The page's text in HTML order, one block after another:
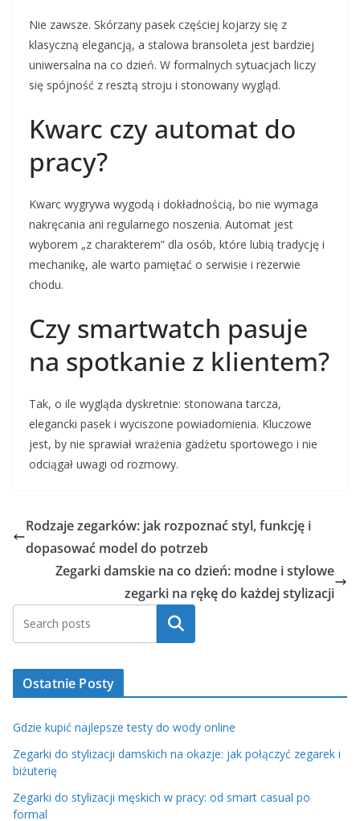
Nie zawsze. Skórzany pasek częściej kojarzy się z
klasyczną elegancją, a stalowa bransoleta jest bardziej
uniwersalna na co dzień. W formalnych sytuacjach liczy
się spójność z resztą stroju i stonowany wygląd.
Kwarc czy automat do
pracy?
Kwarc wygrywa wygodą i dokładnością, bo nie wymaga
nakręcania ani regularnego noszenia. Automat jest
wyborem „z charakterem” dla osób, które lubią tradycję i
mechanikę, ale warto pamiętać o serwisie i rezerwie
chodu.
Czy smartwatch pasuje
na spotkanie z klientem?
Tak, o ile wygląda dyskretnie: stonowana tarcza,
elegancki pasek i wyciszone powiadomienia. Kluczowe
jest, by nie sprawiał wrażenia gadżetu sportowego i nie
odciągał uwagi od rozmowy.
Rodzaje zegarków: jak rozpoznać styl, funkcję i
dopasować model do potrzeb
Zegarki damskie na co dzień: modne i stylowe
zegarki na rękę do każdej stylizacji
Szukaj
Ostatnie Posty
Gdzie kupić najlepsze testy do wody online
Zegarki do stylizacji damskich na okazje: jak połączyć zegarek i
biżuterię
Zegarki do stylizacji męskich w pracy: od smart casual po
formal